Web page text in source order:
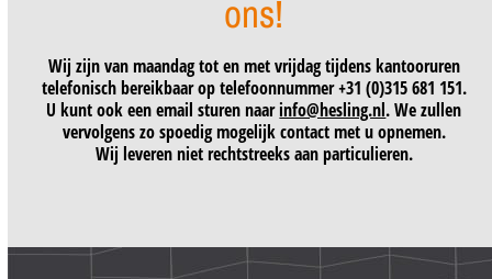
ons!
Wij zijn van maandag tot en met vrijdag tijdens kantooruren
telefonisch bereikbaar op telefoonnummer +31 (0)315 681 151.
U kunt ook een email sturen naarinfo@hesling.nl. We zullen
vervolgens zo spoedig mogelijk contact met u opnemen.
Wij leveren niet rechtstreeks aan particulieren.